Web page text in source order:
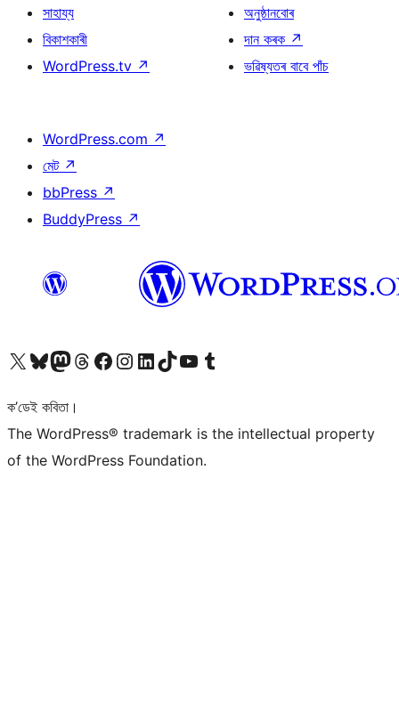
সাহায্য
বিকাশকাৰী
WordPress.tv ↗
অনুষ্ঠানবোৰ
দান কৰক ↗
ভৱিষ্যতৰ বাবে পাঁচ
WordPress.com ↗
মেট ↗
bbPress ↗
BuddyPress ↗
আমাৰ X (আগৰ Twitter) একাউণ্টলৈ যাওকআমাৰ Bluesky একাউণ্টলৈ যাওকআমাৰ Mastodon একাউণ্টলৈ যাওকআমাৰ Threads একাউণ্টলৈ যাওকআমাৰ Facebook পৃষ্ঠালৈ যাওকআমাৰ Instagram একাউণ্টলৈ যাওকআমাৰ LinkedIn একাউণ্টলৈ যাওকআমাৰ TikTok একাউণ্টলৈ যাওকআমাৰ YouTube চেনেললৈ যাওকআমাৰ Tumblr একাউণ্টলৈ যাওক
ক’ডেই কবিতা।
The WordPress® trademark is the intellectual property
of the WordPress Foundation.